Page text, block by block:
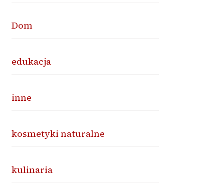
Dom
edukacja
inne
kosmetyki naturalne
kulinaria